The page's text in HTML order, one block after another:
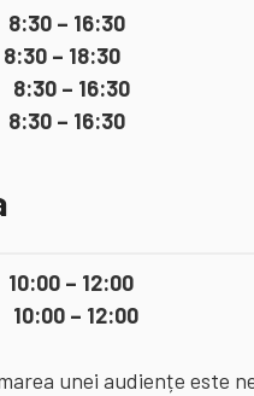
8:30 – 16:30
8:30 – 18:30
8:30 – 16:30
8:30 – 16:30
10:00 – 12:00
10:00 – 12:00
unei audiențe este